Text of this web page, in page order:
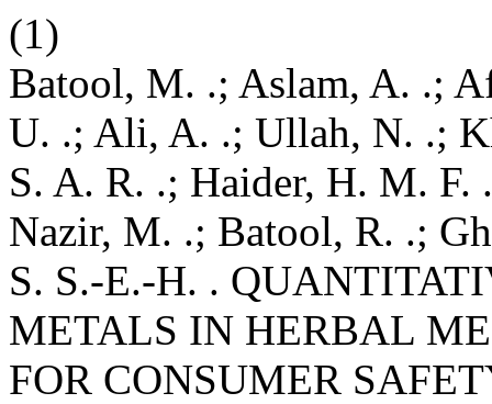
(1)
Batool, M. .; Aslam, A. .;
U. .; Ali, A. .; Ullah, N. .;
S. A. R. .; Haider, H. M. F.
Nazir, M. .; Batool, R. .;
S. S.-E.-H. .
METALS IN HERBAL
FOR CONSUMER